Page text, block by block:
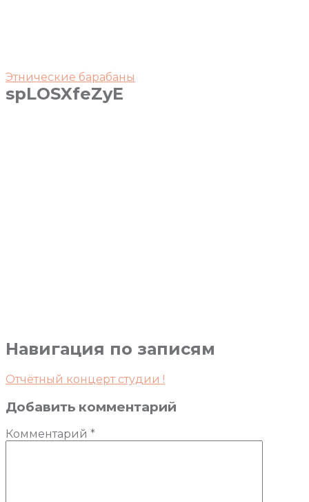
Этнические барабаны
spLOSXfeZyE
Навигация по записям
Отчётный концерт студии !
Добавить комментарий
Комментарий *